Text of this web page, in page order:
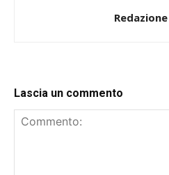
Lascia un commento